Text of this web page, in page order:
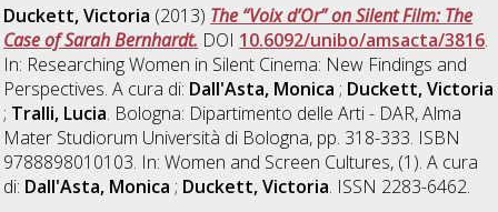
Duckett, Victoria (2013) The “Voix d’Or” on Silent Film: The
Case of Sarah Bernhardt. DOI 10.6092/unibo/amsacta/3816.
In: Researching Women in Silent Cinema: New Findings and
Perspectives. A cura di: Dall'Asta, Monica ; Duckett, Victoria
; Tralli, Lucia. Bologna: Dipartimento delle Arti - DAR, Alma
Mater Studiorum Università di Bologna, pp. 318-333. ISBN
9788898010103. In: Women and Screen Cultures, (1). A cura
di: Dall'Asta, Monica ; Duckett, Victoria. ISSN 2283-6462.